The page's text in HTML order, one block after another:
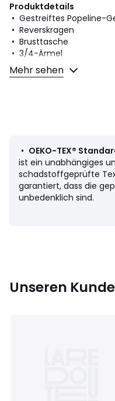
Produktdetails
• Gestreiftes Popeline-
• Reverskragen
• Brusttasche
• 3/4-Ärmel
• Hose: Dehnbund,
• Schrittlänge: 77 cm
Material und Pflege
• 100% Baumwolle
• Maschinenwäsche
Größe 36 FR - 34 EU, 38
Mehr sehen
• OEKO-TEX®
ist ein unabhängiges
schadstoffgeprüfte
garantiert, dass die
unbedenklich sind.
Unseren